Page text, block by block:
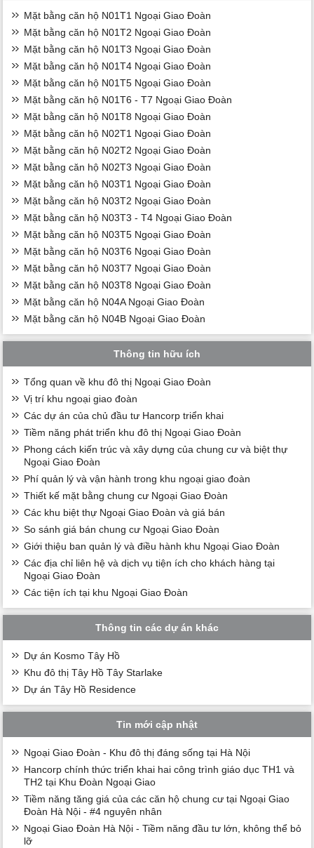
Mặt bằng căn hộ N01T1 Ngoại Giao Đoàn
Mặt bằng căn hộ N01T2 Ngoại Giao Đoàn
Mặt bằng căn hộ N01T3 Ngoại Giao Đoàn
Mặt bằng căn hộ N01T4 Ngoại Giao Đoàn
Mặt bằng căn hộ N01T5 Ngoại Giao Đoàn
Mặt bằng căn hộ N01T6 - T7 Ngoại Giao Đoàn
Mặt bằng căn hộ N01T8 Ngoại Giao Đoàn
Mặt bằng căn hộ N02T1 Ngoại Giao Đoàn
Mặt bằng căn hộ N02T2 Ngoại Giao Đoàn
Mặt bằng căn hộ N02T3 Ngoại Giao Đoàn
Mặt bằng căn hộ N03T1 Ngoại Giao Đoàn
Mặt bằng căn hộ N03T2 Ngoại Giao Đoàn
Mặt bằng căn hộ N03T3 - T4 Ngoại Giao Đoàn
Mặt bằng căn hộ N03T5 Ngoại Giao Đoàn
Mặt bằng căn hộ N03T6 Ngoại Giao Đoàn
Mặt bằng căn hộ N03T7 Ngoại Giao Đoàn
Mặt bằng căn hộ N03T8 Ngoại Giao Đoàn
Mặt bằng căn hộ N04A Ngoại Giao Đoàn
Mặt bằng căn hộ N04B Ngoại Giao Đoàn
Thông tin hữu ích
Tổng quan về khu đô thị Ngoại Giao Đoàn
Vị trí khu ngoại giao đoàn
Các dự án của chủ đầu tư Hancorp triển khai
Tiềm năng phát triển khu đô thị Ngoại Giao Đoàn
Phong cách kiến trúc và xây dựng của chung cư và biệt thự
Ngoại Giao Đoàn
Phí quản lý và vận hành trong khu ngoại giao đoàn
Thiết kế mặt bằng chung cư Ngoại Giao Đoàn
Các khu biệt thự Ngoại Giao Đoàn và giá bán
So sánh giá bán chung cư Ngoại Giao Đoàn
Giới thiệu ban quản lý và điều hành khu Ngoại Giao Đoàn
Các địa chỉ liên hệ và dịch vụ tiện ích cho khách hàng tại
Ngoại Giao Đoàn
Các tiện ích tại khu Ngoại Giao Đoàn
Thông tin các dự án khác
Dự án Kosmo Tây Hồ
Khu đô thị Tây Hồ Tây Starlake
Dự án Tây Hồ Residence
Tin mới cập nhật
Ngoại Giao Đoàn - Khu đô thị đáng sống tại Hà Nội
Hancorp chính thức triển khai hai công trình giáo dục TH1 và
TH2 tại Khu Đoàn Ngoại Giao
Tiềm năng tăng giá của các căn hộ chung cư tại Ngoại Giao
Đoàn Hà Nội - #4 nguyên nhân
Ngoại Giao Đoàn Hà Nội - Tiềm năng đầu tư lớn, không thể bỏ
lỡ